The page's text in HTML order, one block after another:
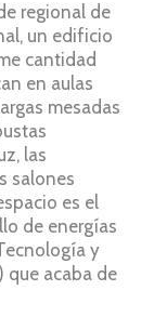
regional de
un edificio
cantidad
en aulas
mesadas
las
salones
es el
de energías
y
que acaba de